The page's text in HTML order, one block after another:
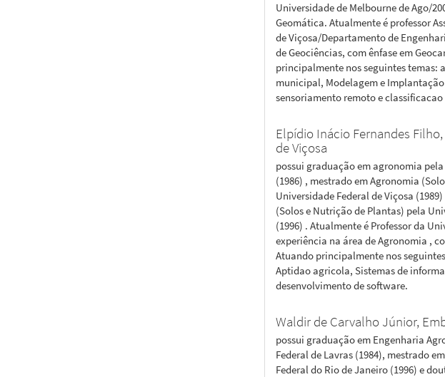
Universidade de Melbourne de Ago/
Geomática. Atualmente é professor
de Viçosa/Departamento de
de Geociências, com ênfase em
principalmente nos seguintes temas:
municipal, Modelagem e
sensoriamento remoto e classificacao
Elpídio Inácio Fernandes Filho,
de Viçosa
possui graduação em agronomia
(1986) , mestrado em Agronomia
Universidade Federal de Viçosa
(Solos e Nutrição de Plantas) pela
(1996) . Atualmente é Professor da
experiência na área de Agronomia ,
Atuando principalmente nos
Aptidao agricola, Sistemas de
desenvolvimento de software.
Waldir de Carvalho Júnior,
possui graduação em Engenharia
Federal de Lavras (1984), mestrado
Federal do Rio de Janeiro (1996) e